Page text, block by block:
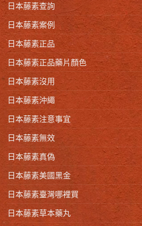
日本藤素查詢
日本藤素案例
日本藤素正品
日本藤素正品藥片顏色
日本藤素沒用
日本藤素沖繩
日本藤素注意事宜
日本藤素無效
日本藤素真偽
日本藤素美國黑金
日本藤素臺灣哪裡買
日本藤素草本藥丸